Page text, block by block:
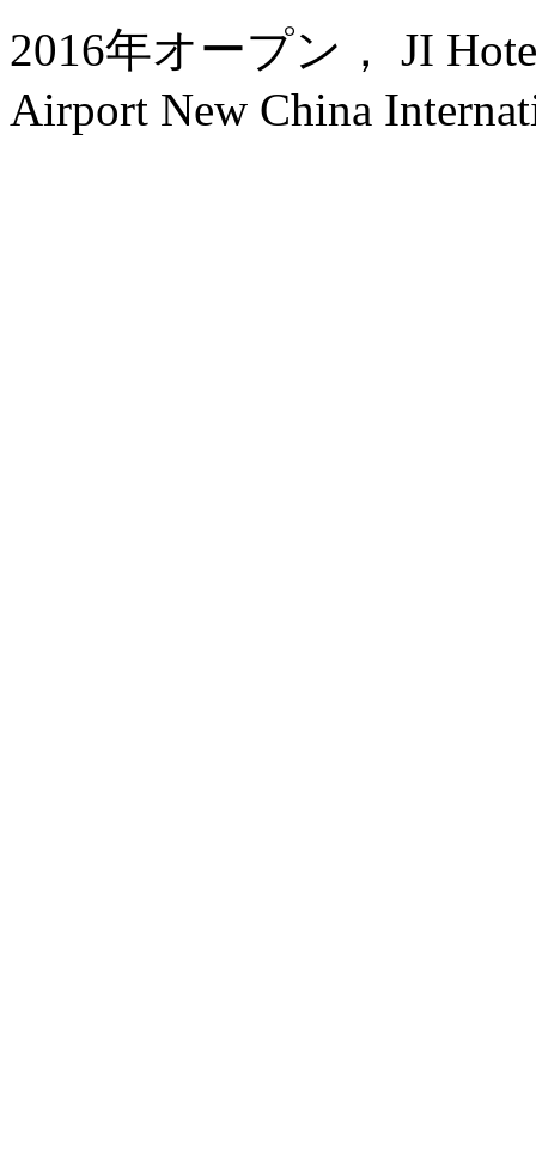
2016年オープン， JI
Airport New China